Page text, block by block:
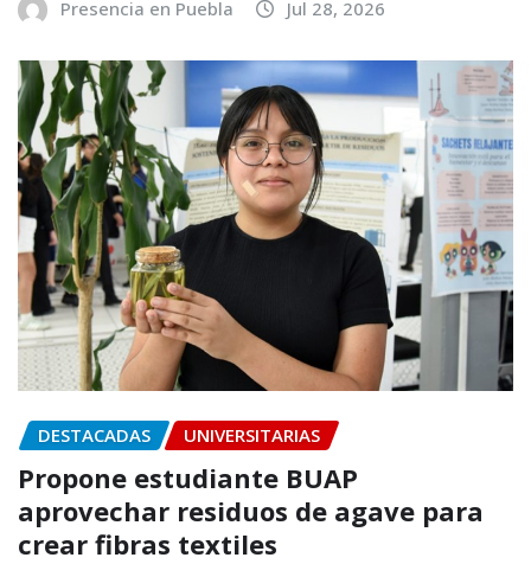
Presencia en Puebla Jul 28, 2026
DESTACADAS UNIVERSITARIAS
Propone estudiante BUAP
aprovechar residuos de agave para
crear fibras textiles